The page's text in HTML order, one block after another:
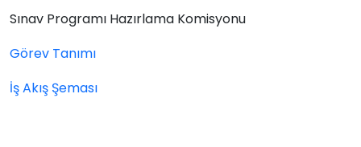
Sınav Programı Hazırlama Komisyonu
Görev Tanımı
İş Akış Şeması